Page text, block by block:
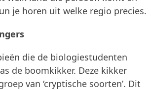
je horen uit welke regio precies.
die de biologiestudenten
de boomkikker. Deze kikker
van ‘cryptische soorten’. Dit